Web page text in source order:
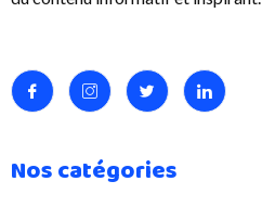
Nos catégories